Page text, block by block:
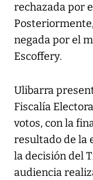
rechazada por
negada por el
Escoffery.
Ulibarra
Fiscalía
votos, con la
resultado de la
la decisión del
audiencia